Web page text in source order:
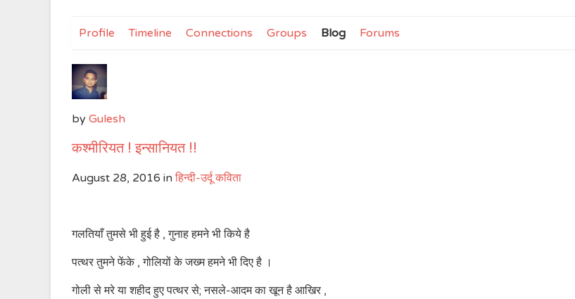
Profile Timeline Connections Groups Blog Forums
by Gulesh
कश्मीरियत ! इन्सानियत !!
August 28, 2016 in हिन्दी-उर्दू कविता
गलतियाँ तुमसे भी हुई है , गुनाह हमने भी किये है
पत्थर तुमने फेंके , गोलियों के जख्म हमने भी दिए है ।
गोली से मरे या शहीद हुए पत्थर से; नसले-आदम का खून है आखिर ,